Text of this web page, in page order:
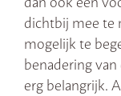
dichtbij mee te
mogelijk te
benadering
erg belangrijk.